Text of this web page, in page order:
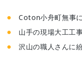
Coton小舟町無事
山手の現場大工工
沢山の職人さんに